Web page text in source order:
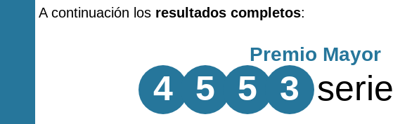
A continuación los resultados completos:
Premio Mayor
4 5 5 3 serie